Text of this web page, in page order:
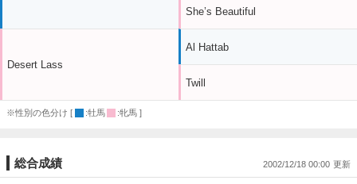
Desert Lass
She’s Beautiful
Al Hattab
Twill
※性別の色分け [ :牡馬 :牝馬 ]
総合成績 2002/12/18 00:00